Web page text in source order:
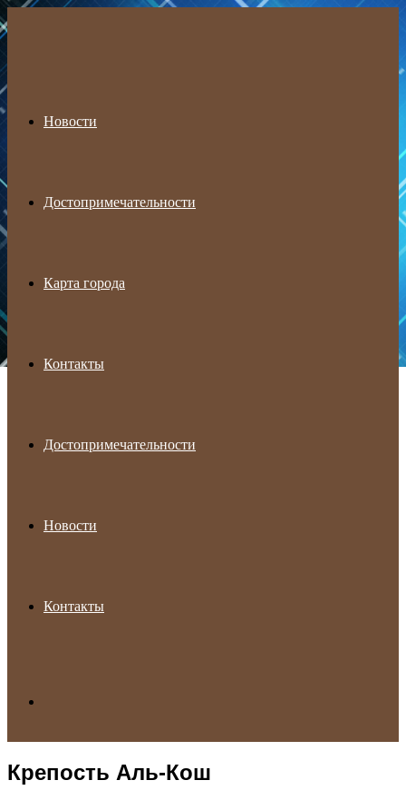
Новости
Достопримечательности
Карта города
Контакты
Достопримечательности
Новости
Контакты
for
Крепость Аль-Кош